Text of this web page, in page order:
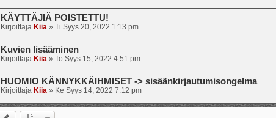
KÄYTTÄJIÄ POISTETTU!
Kirjoittaja Kiia » Ti Syys 20, 2022 1:13 pm
Kuvien lisääminen
Kirjoittaja Kiia » To Syys 15, 2022 4:51 pm
HUOMIO KÄNNYKKÄIHMISET -> sisäänkirjautumisongelma
Kirjoittaja Kiia » Ke Syys 14, 2022 7:12 pm